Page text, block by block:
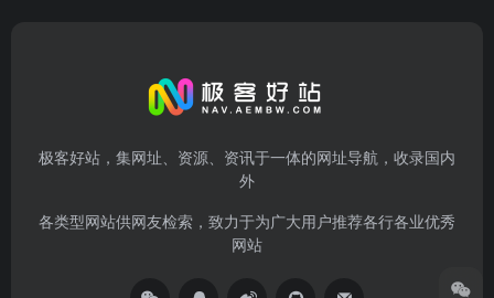
极客好站，集网址、资源、资讯于一体的网址导航，收录国内
外
各类型网站供网友检索，致力于为广大用户推荐各行各业优秀
网站